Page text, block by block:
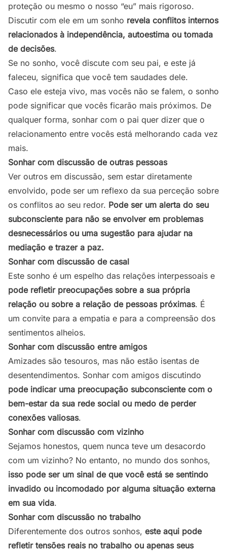
proteção ou mesmo o nosso “eu” mais rigoroso.
Discutir com ele em um sonho revela conflitos internos
relacionados à independência, autoestima ou tomada
de decisões.
Se no sonho, você discute com seu pai, e este já
faleceu, significa que você tem saudades dele.
Caso ele esteja vivo, mas vocês não se falem, o sonho
pode significar que vocês ficarão mais próximos. De
qualquer forma, sonhar com o pai quer dizer que o
relacionamento entre vocês está melhorando cada vez
mais.
Sonhar com discussão de outras pessoas
Ver outros em discussão, sem estar diretamente
envolvido, pode ser um reflexo da sua perceção sobre
os conflitos ao seu redor. Pode ser um alerta do seu
subconsciente para não se envolver em problemas
desnecessários ou uma sugestão para ajudar na
mediação e trazer a paz.
Sonhar com discussão de casal
Este sonho é um espelho das relações interpessoais e
pode refletir preocupações sobre a sua própria
relação ou sobre a relação de pessoas próximas. É
um convite para a empatia e para a compreensão dos
sentimentos alheios.
Sonhar com discussão entre amigos
Amizades são tesouros, mas não estão isentas de
desentendimentos. Sonhar com amigos discutindo
pode indicar uma preocupação subconsciente com o
bem-estar da sua rede social ou medo de perder
conexões valiosas.
Sonhar com discussão com vizinho
Sejamos honestos, quem nunca teve um desacordo
com um vizinho? No entanto, no mundo dos sonhos,
isso pode ser um sinal de que você está se sentindo
invadido ou incomodado por alguma situação externa
em sua vida.
Sonhar com discussão no trabalho
Diferentemente dos outros sonhos, este aqui pode
refletir tensões reais no trabalho ou apenas seus